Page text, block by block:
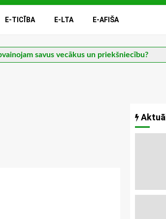
E-TICĪBA E-LTA E-AFIŠA
savus vecākus un priekšniecību?